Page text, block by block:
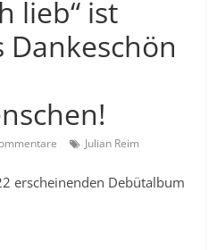
lieb“ ist
Dankeschön
Julian Reim
erscheinenden Debütalbum